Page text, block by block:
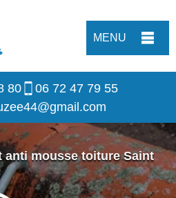
MENU
80
06 72 47 79 55
anti mousse toiture Saint